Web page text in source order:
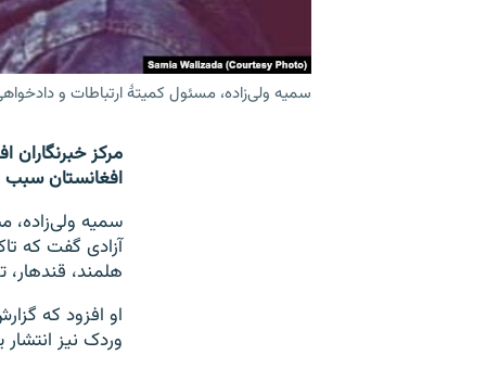
سمیه ولی‌زاده، مسئول کمیتۀ ارتباطات و
مرکز
افغانستان سبب
سمیه ولی‌زاده،
آزادی گفت که
هلمند،
او افزود که
وردک نیز